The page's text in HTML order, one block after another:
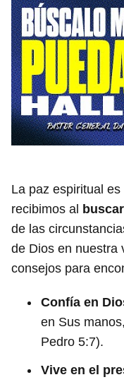
La paz espiritual
recibimos al
de las
de Dios en nuestra
consejos para
Confía en
en Sus
Pedro 5:7).
Vive en el